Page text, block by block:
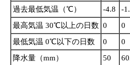
過去最低気温（℃）
-4.8 -
最高気温 30℃以上の日数 0 0
最低気温 0℃以下の日数
0 0
降水量（mm）
50